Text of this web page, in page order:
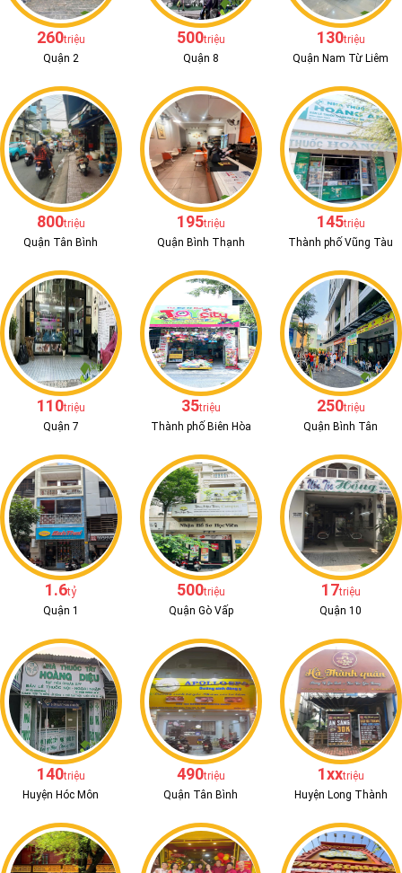
260triệu
Quận 2
500triệu
Quận 8
130triệu
Quận Nam Từ Liêm
800triệu
Quận Tân Bình
195triệu
Quận Bình Thạnh
145triệu
Thành phố Vũng Tàu
110triệu
Quận 7
35triệu
Thành phố Biên Hòa
250triệu
Quận Bình Tân
1.6tỷ
Quận 1
500triệu
Quận Gò Vấp
17triệu
Quận 10
140triệu
Huyện Hóc Môn
490triệu
Quận Tân Bình
1xxtriệu
Huyện Long Thành